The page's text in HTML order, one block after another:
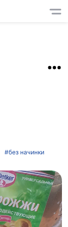
#без начинки